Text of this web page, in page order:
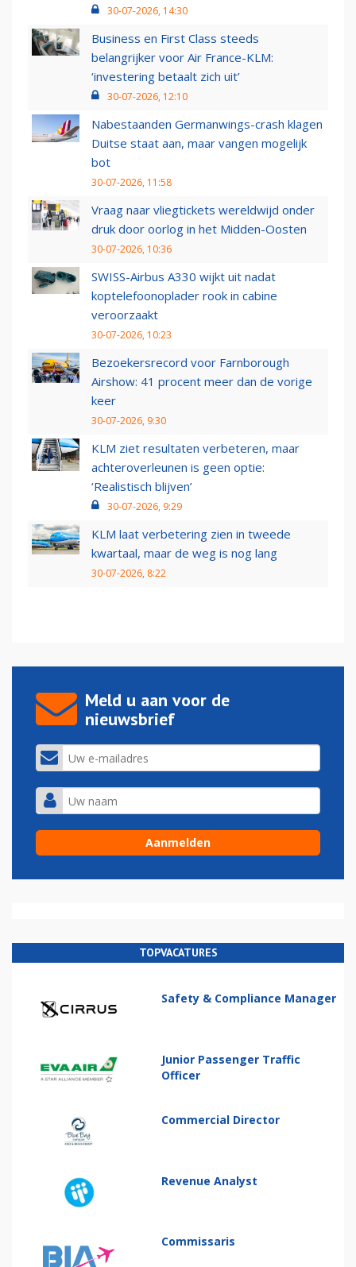
30-07-2026, 14:30
Business en First Class steeds
belangrijker voor Air France-KLM:
‘investering betaalt zich uit’
30-07-2026, 12:10
Nabestaanden Germanwings-crash klagen
Duitse staat aan, maar vangen mogelijk
bot
30-07-2026, 11:58
Vraag naar vliegtickets wereldwijd onder
druk door oorlog in het Midden-Oosten
30-07-2026, 10:36
SWISS-Airbus A330 wijkt uit nadat
koptelefoonoplader rook in cabine
veroorzaakt
30-07-2026, 10:23
Bezoekersrecord voor Farnborough
Airshow: 41 procent meer dan de vorige
keer
30-07-2026, 9:30
KLM ziet resultaten verbeteren, maar
achteroverleunen is geen optie:
‘Realistisch blijven’
30-07-2026, 9:29
KLM laat verbetering zien in tweede
kwartaal, maar de weg is nog lang
30-07-2026, 8:22
Meld u aan voor de
nieuwsbrief
TOPVACATURES
Safety & Compliance Manager
Junior Passenger Traffic
Officer
Commercial Director
Revenue Analyst
Commissaris